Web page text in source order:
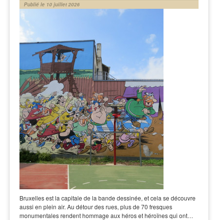
Publié le 10 juillet 2026
Bruxelles est la capitale de la bande dessinée, et cela se découvre
aussi en plein air. Au détour des rues, plus de 70 fresques
monumentales rendent hommage aux héros et héroïnes qui ont…